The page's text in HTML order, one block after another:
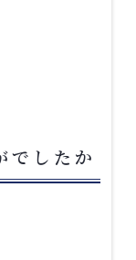
でしたか